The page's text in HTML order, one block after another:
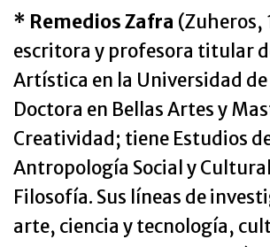
* Remedios Zafra (Zuheros,
escritora y profesora titular
Artística en la Universidad de
Doctora en Bellas Artes y
Creatividad; tiene Estudios
Antropología Social y
Filosofía. Sus líneas de
arte, ciencia y tecnología,